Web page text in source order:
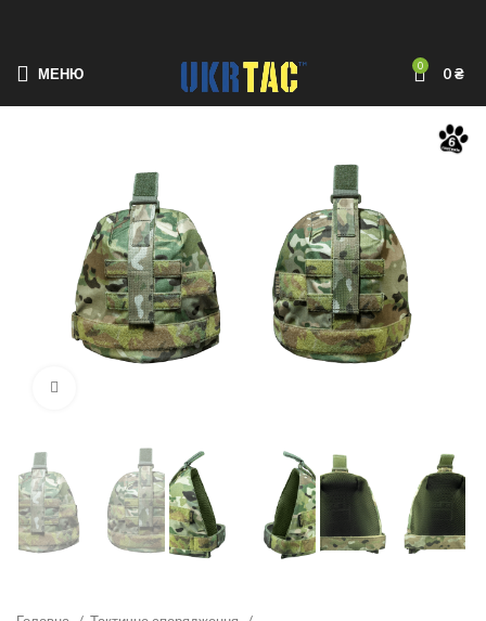
МЕНЮ 0 0₴